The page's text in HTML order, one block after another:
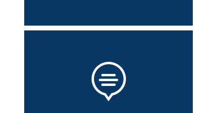
